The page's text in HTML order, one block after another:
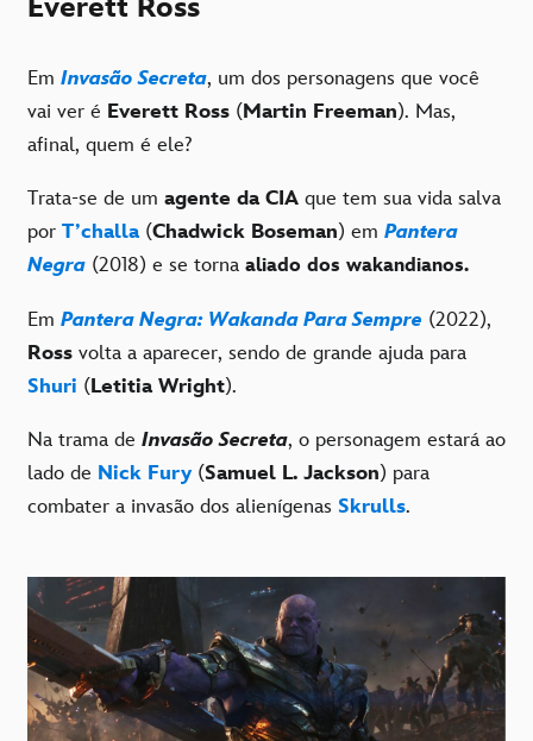
Everett Ross
Em Invasão Secreta, um dos personagens que você
vai ver é Everett Ross (Martin Freeman). Mas,
afinal, quem é ele?
Trata-se de um agente da CIA que tem sua vida salva
por T’challa(Chadwick Boseman) em Pantera
Negra (2018) e se torna aliado dos wakandianos.
Em Pantera Negra: Wakanda Para Sempre (2022),
Ross volta a aparecer, sendo de grande ajuda para
Shuri (Letitia Wright).
Na trama de Invasão Secreta, o personagem estará ao
lado de Nick Fury (Samuel L. Jackson) para
combater a invasão dos alienígenas Skrulls.